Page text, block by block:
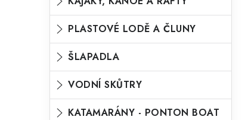
e
PLASTOVÉ LODĚ A ČLUNY
ŠLAPADLA
VODNÍ SKŮTRY
KATAMARÁNY - PONTON BOAT